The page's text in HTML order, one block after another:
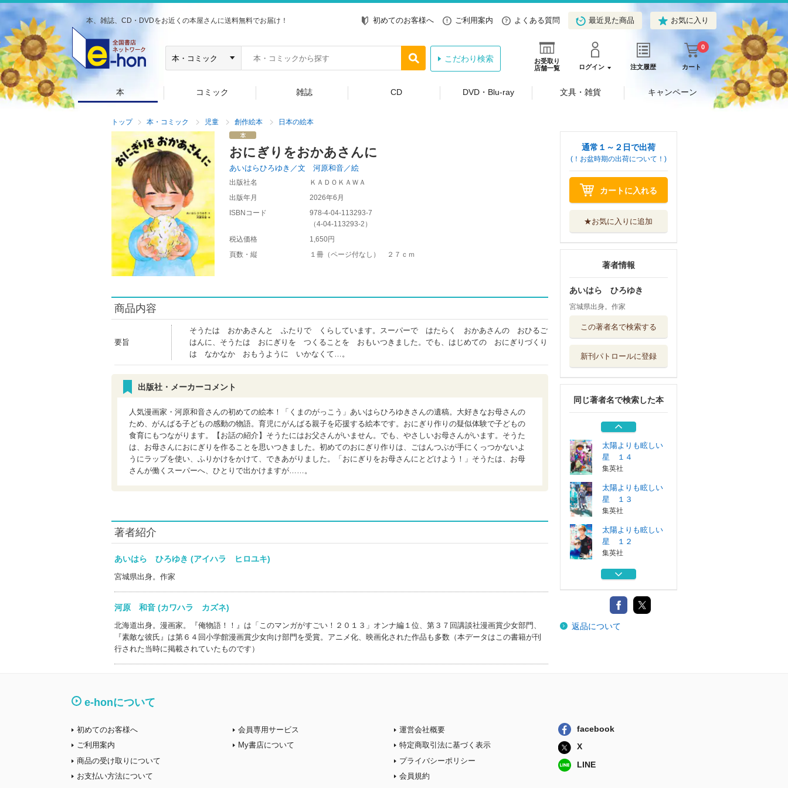
本、雑誌、CD・DVDをお近くの本屋さんに送料無料でお届け！ 初めてのお客様へ ご利用案内 よくある質問 最近見た商品 お気に入り
お受取り
店舗一覧
ログイン 注文履歴 カート
0
こだわり検索
本 コミック 雑誌 CD DVD・Blu-ray 文具・雑貨 キャンペーン
トップ 本・コミック 児童 創作絵本 日本の絵本
おにぎりをおかあさんに
あいはらひろゆき／文 河原和音／絵
出版社名
ＫＡＤＯＫＡＷＡ
出版年月
2026年6月
ISBNコード
978-4-04-113293-7
（4-04-113293-2 ）
税込価格
1,650円
頁数・縦
１冊（ページ付なし） ２７ｃｍ
商品内容
要旨
そうたは おかあさんと ふたりで くらしています。スーパーで はたらく おかあさんの おひるご
はんに、そうたは おにぎりを つくることを おもいつきました。でも、はじめての おにぎりづくり
は なかなか おもうように いかなくて…。
出版社・メーカーコメント
人気漫画家・河原和音さんの初めての絵本！「くまのがっこう」あいはらひろゆきさんの遺稿。大好きなお母さんの
ため、がんばる子どもの感動の物語。育児にがんばる親子を応援する絵本です。おにぎり作りの疑似体験で子どもの
食育にもつながります。【お話の紹介】そうたにはお父さんがいません。でも、やさしいお母さんがいます。そうた
は、お母さんにおにぎりを作ることを思いつきました。初めてのおにぎり作りは、ごはんつぶが手にくっつかないよ
うにラップを使い、ふりかけをかけて、できあがりました。「おにぎりをお母さんにとどけよう！」そうたは、お母
さんが働くスーパーへ、ひとりで出かけますが……。
著者紹介
あいはら ひろゆき (アイハラ ヒロユキ)
宮城県出身。作家
河原 和音 (カワハラ カズネ)
北海道出身。漫画家。『俺物語！！』は「このマンガがすごい！２０１３」オンナ編１位、第３７回講談社漫画賞少女部門、
『素敵な彼氏』は第６４回小学館漫画賞少女向け部門を受賞。アニメ化、映画化された作品も多数（本データはこの書籍が刊
行された当時に掲載されていたものです）
通常１～２日で出荷
(！お盆時期の出荷について！)
カートに入れる
★お気に入りに追加
著者情報
あいはら ひろゆき
宮城県出身。作家
この著者名で検索する
新刊パトロールに登録
同じ著者名で検索した本
星 １３
太陽よりも眩しい
集英社
太陽よりも眩しい
星 １１
集英社
太陽よりも眩しい
星 １４
集英社
太陽よりも眩しい
星 １３
集英社
太陽よりも眩しい
星 １２
集英社
太陽よりも眩しい
集英社
太陽よりも眩しい
星 １４
返品について
e-honについて
初めてのお客様へ
ご利用案内
商品の受け取りについて
お支払い方法について
会員専用サービス
My書店について
運営会社概要
特定商取引法に基づく表示
プライバシーポリシー
会員規約
facebook
X
LINE